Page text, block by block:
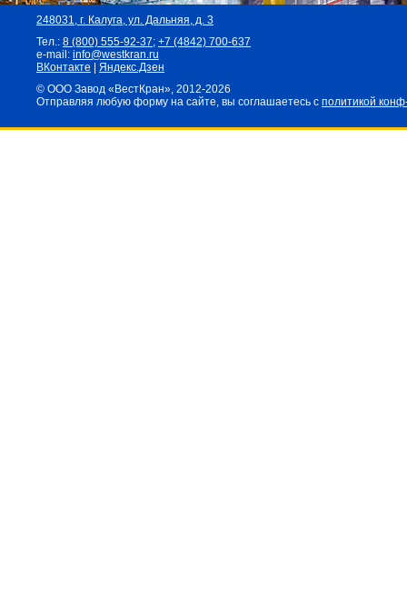
248031, г. Калуга, ул. Дальняя, д. 3
Тел.: 8 (800) 555-92-37; +7 (4842) 700-637
e-mail: info@westkran.ru
ВКонтакте
Яндекс.Дзен
© ООО Завод «ВестКран», 2012-2026
Отправляя любую форму на сайте, вы соглашаетесь с политикой